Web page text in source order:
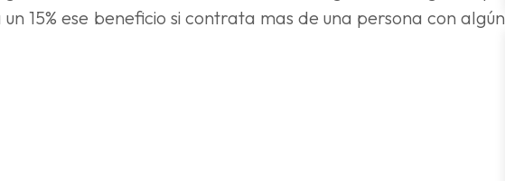
15% ese beneficio si contrata mas de una persona con algún